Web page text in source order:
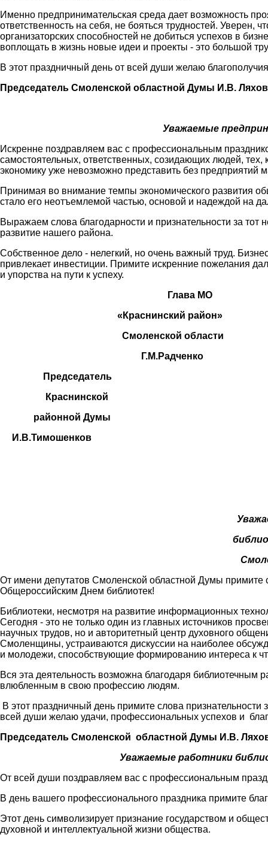
Именно предпринимательская среда дает возможность
ответственность на себя, не бояться трудностей. Уверен,
организаторских способностей не добиться успехов в
воплощать в жизнь новые идеи и проекты - это большой
В этот праздничный день от всей души желаю
Председатель Смоленской областной Думы И.В. Ляхов
Уважаемые
Искренне поздравляем вас с профессиональным
самостоятельных, ответственных, созидающих людей,
экономику уже невозможно представить без предприятий
Принимая во внимание темпы экономического развития
стало его неотъемлемой частью, основой и надеждой на
Выражаем слова благодарности и признательности за
развитие нашего района.
Собственное дело - нелегкий, но очень важный труд.
привлекает инвестиции. Примите искренние пожелания
и упорства на пути к успеху.
Глава МО
«Краснинский район»
Смоленской области
Г.М.Радченко
Председатель
Краснинской
районной Думы
И.В.Тимошенков
От имени депутатов Смоленской областной Думы
Общероссийским Днем библиотек!
Библиотеки, несмотря на развитие информационных
Сегодня - это не только один из главных источников
научных трудов, но и авторитетный центр духовного
Смоленщины, устраиваются дискуссии на наиболее
и молодежи, способствующие формированию интереса к
Вся эта деятельность возможна благодаря
влюбленным в свою профессию людям.
В этот праздничный день примите слова
всей души желаю удачи, профессиональных успехов и
Председатель Смоленской областной Думы И.В.
Уважаемые работники
От всей души поздравляем вас с профессиональным
В день вашего профессионального праздника примите
Этот день символизирует признание государством и
духовной и интеллектуальной жизни общества.